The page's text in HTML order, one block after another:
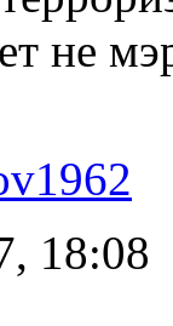
не
18:08